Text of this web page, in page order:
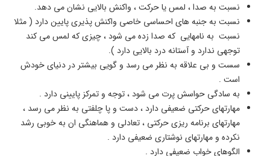
نسبت به صدا ، لمس یا حرکت ، واکنش بالایی نشان می دهد.
نسبت به جنبه های احساسی خاصی واکنش پذیری پایین دارد ( مثلا
نسبت به نامهایی که صدا زده می شود ، چیزی که لمس می کند
توجهی ندارد و آستانه درد بالایی دارد ).
سست و بی علاقه به نظر می رسد و گویی بیشتر در دنیای خودش
است .
به سادگی حواسش پرت می شود ، توجه و تمرکز پایینی دارد .
مهارتهای حرکتی ضعیفی دارد ، دست و پا چلفتی به نظر می رسد ،
مهارتهای برنامه ریزی حرکتی ، تعادلی و هماهنگی ان به خوبی رشد
نکرده و مهارتهای نوشتاری ضعیفی دارد .
الگوهای خواب ضعیفی دارد .